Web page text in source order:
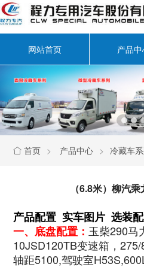
网站首页 产品
 首页 > 产品中心 > 冷藏车
（6.8米）柳汽
产品配置 实车图片 选装
一、底盘配置：玉柴290马
10JSD120TB变速箱，275/
轴距5100,驾驶室